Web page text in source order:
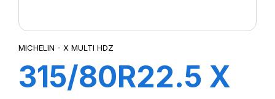
MICHELIN - X MULTI HDZ
315/80R22.5 X